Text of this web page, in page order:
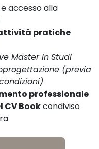
accesso alla
pratiche
Master in Studi
(previa
professionale
CV Bookcondiviso